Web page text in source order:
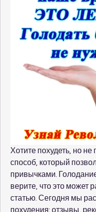
Хотите похудеть, но
способ, который
привычками.
верите, что это может
статью. Сегодня мы
похудения: отзывы,